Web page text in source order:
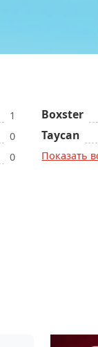
1
0
0
Boxster
Taycan
Показать